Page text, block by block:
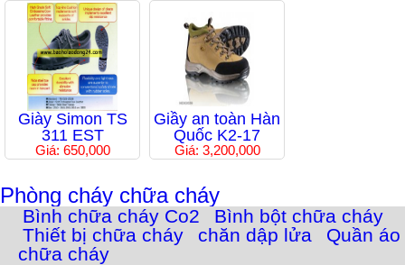
Giày Simon TS
311 EST
Giá: 650,000
Giầy an toàn Hàn
Quốc K2-17
Giá: 3,200,000
Phòng cháy chữa cháy
Bình chữa cháy Co2
Bình bột chữa cháy
Thiết bị chữa cháy
chăn dập lửa
Quần áo
chữa cháy